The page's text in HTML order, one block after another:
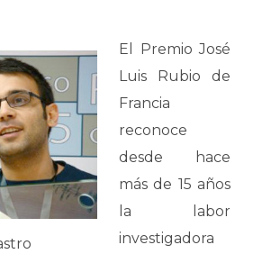
El Premio José
Luis Rubio de
Francia
reconoce
desde hace
más de 15 años
la labor
investigadora